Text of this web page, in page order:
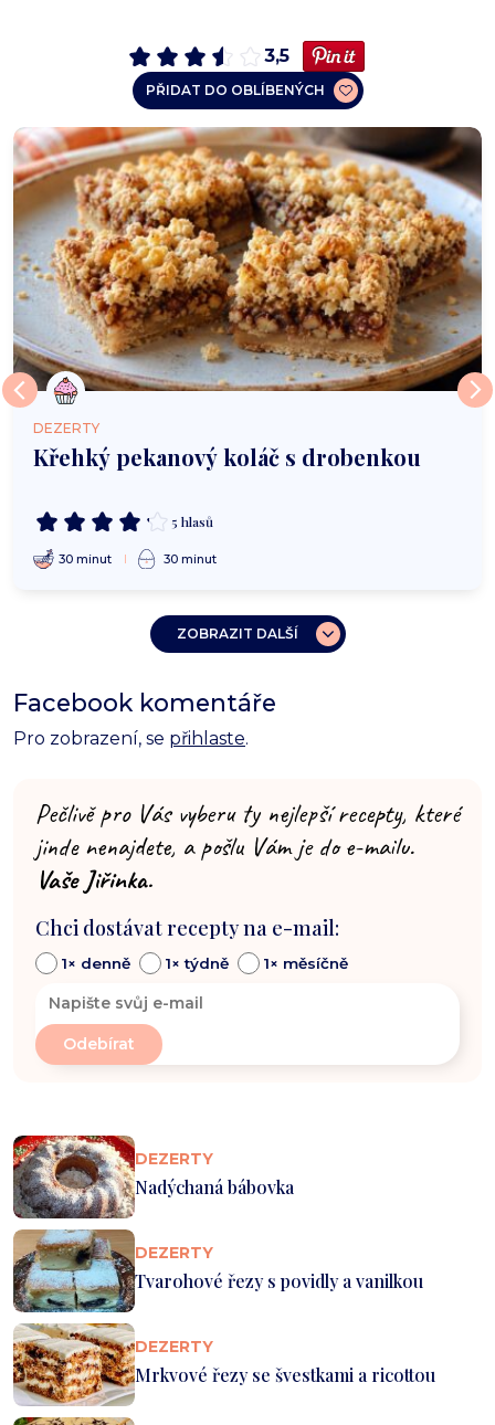
3,5
PŘIDAT DO OBLÍBENÝCH
DEZERTY
Křehký pekanový koláč s drobenkou
5 hlasů
30 minut 30 minut
ZOBRAZIT DALŠÍ
Facebook komentáře
Pro zobrazení, se přihlaste.
Pečlivě pro Vás vyberu ty nejlepší recepty, které
jinde nenajdete, a pošlu Vám je do e-mailu.
Vaše Jiřinka.
Chci dostávat recepty na e-mail:
1× denně 1× týdně 1× měsíčně
DEZERTY
Nadýchaná bábovka
DEZERTY
Tvarohové řezy s povidly a vanilkou
DEZERTY
Mrkvové řezy se švestkami a ricottou